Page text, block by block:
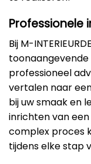
Professionele
Bij M-
toonaangevende
professioneel
vertalen naar
bij uw smaak en
inrichten van
complex proces
tijdens elke stap